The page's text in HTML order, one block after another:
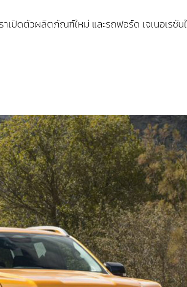
าเปิดตัวผลิตภัณฑ์ใหม่ และรถฟอร์ด เจเนอเร